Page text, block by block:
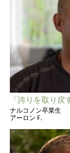
「誇りを取り戻
ナルコノン卒業生
アーロン F.